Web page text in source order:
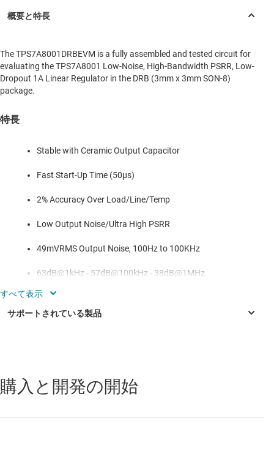
The TPS7A8001DRBEVM is a fully assembled and tested circuit for
evaluating the TPS7A8001 Low-Noise, High-Bandwidth PSRR, Low-
Dropout 1A Linear Regulator in the DRB (3mm x 3mm SON-8)
package.
特長
Stable with Ceramic Output Capacitor
Fast Start-Up Time (50μs)
2% Accuracy Over Load/Line/Temp
Low Output Noise/Ultra High PSRR
49mVRMS Output Noise, 100Hz to 100KHz
63dB@1kHz - 57dB@100kHz - 38dB@1MHz
Factory EEPROM programmable VOUT
TPS7A80 — 低静止電流 (IQ)、イネーブル搭載、1A、高 PSRR、超
低ドロップアウト電圧レギュレータ
購入と開発の開始